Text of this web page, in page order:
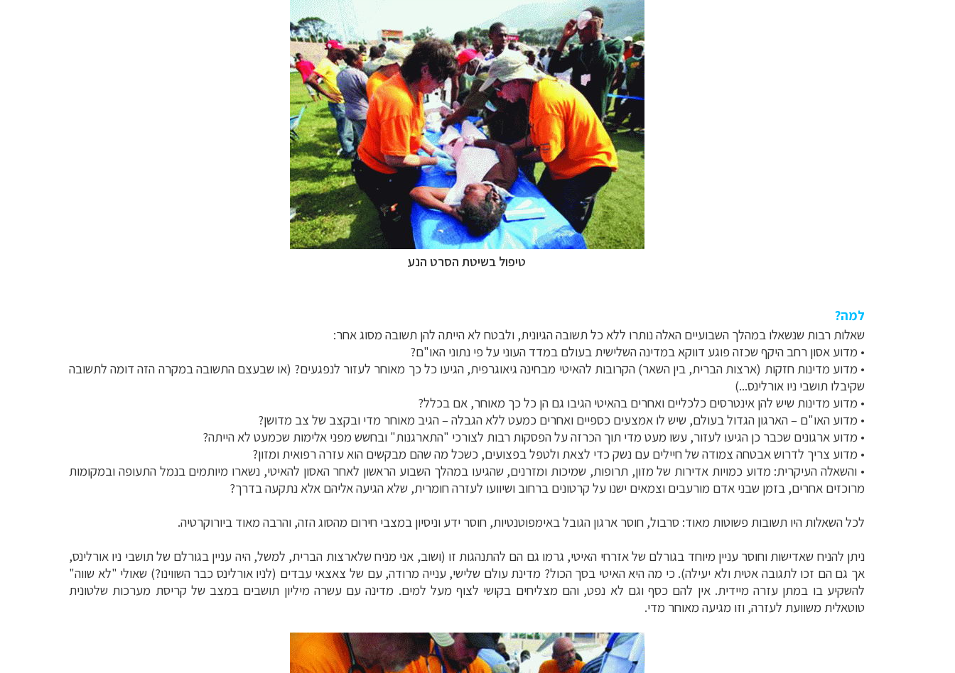
טיפול בשיטת הסרט הנע
למה?
שאלות רבות שנשאלו במהלך השבועיים האלה נותרו ללא כל תשובה הגיונית, ולבטח לא הייתה להן תשובה מסוג אחר:
• מדוע אסון רחב היקף שכזה פוגע דווקא במדינה השלישית בעולם במדד העוני על פי נתוני האו"ם?
• מדוע מדינות חזקות (ארצות הברית, בין השאר) הקרובות להאיטי מבחינה גיאוגרפית, הגיעו כל כך מאוחר לעזור לנפגעים? (או שבעצם התשובה במקרה הזה דומה לתשובה
שקיבלו תושבי ניו אורלינס...)
• מדוע מדינות שיש להן אינטרסים כלכליים ואחרים בהאיטי הגיבו גם הן כל כך מאוחר, אם בכלל?
• מדוע האו"ם –הארגון הגדול בעולם, שיש לו אמצעים כספיים ואחרים כמעט ללא הגבלה–הגיב מאוחר מדי ובקצב של צב מדושן?
• מדוע ארגונים שכבר כן הגיעו לעזור, עשו מעט מדי תוך הכרזה על הפסקות רבות לצורכי "התארגנות" ובחשש מפני אלימות שכמעט לא הייתה?
• מדוע צריך לדרוש אבטחה צמודה של חיילים עם נשק כדי לצאת ולטפל בפצועים, כשכל מה שהם מבקשים הוא עזרה רפואית ומזון?
• והשאלה העיקרית: מדוע כמויות אדירות של מזון, תרופות, שמיכות ומזרנים, שהגיעו במהלך השבוע הראשון לאחר האסון להאיטי, נשארו מיותמים בנמל התעופה ובמקומות
מרוכזים אחרים, בזמן שבני אדם מורעבים וצמאים ישנו על קרטונים ברחוב ושיוועו לעזרה חומרית, שלא הגיעה אליהם אלא נתקעה בדרך?
לכל השאלות היו תשובות פשוטות מאוד: סרבול, חוסר ארגון הגובל באימפוטנטיות, חוסר ידע וניסיון במצבי חירום מהסוג הזה, והרבה מאוד ביורוקרטיה.
ניתן להניח שאדישות וחוסר עניין מיוחד בגורלם של אזרחי האיטי, גרמו גם הם להתנהגות זו (ושוב, אני מניח שלארצות הברית, למשל, היה עניין בגורלם של תושבי ניו אורלינס,
אך גם הם זכו לתגובה אטית ולא יעילה). כי מה היא האיטי בסך הכול? מדינת עולם שלישי, ענייה מרודה, עם של צאצאי עבדים (לניו אורלינס כבר השווינו?) שאולי "לא שווה"
להשקיע בו במתן עזרה מיידית. אין להם כסף וגם לא נפט, והם מצליחים בקושי לצוף מעל למים. מדינה עם עשרה מיליון תושבים במצב של קריסת מערכות שלטונית
טוטאלית משוועת לעזרה, וזו מגיעה מאוחר מדי.